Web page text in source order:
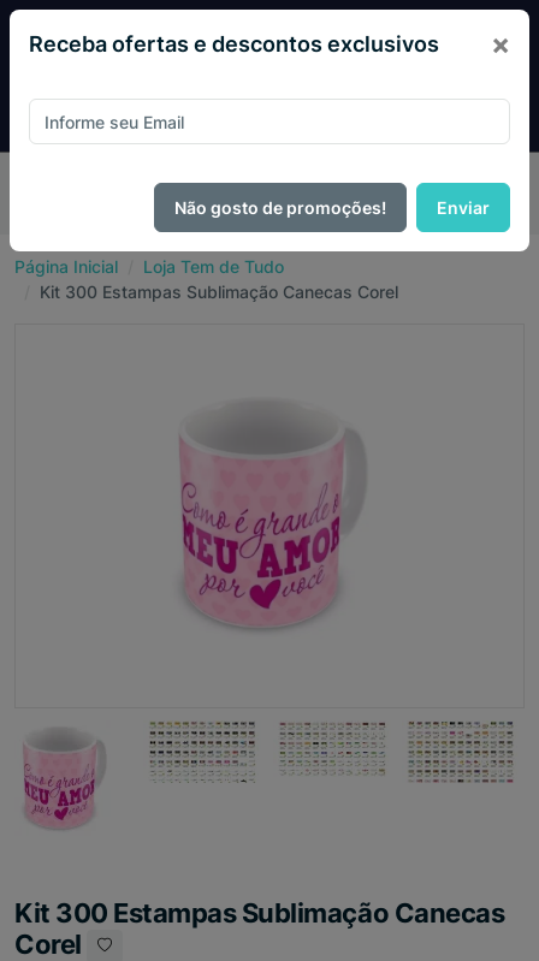
PIX e ganhe 14% OFF em todo o site no mês
de Agosto.
Página Inicial
Loja Tem de Tudo
Kit 300 Estampas Sublimação Canecas Corel
Kit 300 Estampas Sublimação Canecas
Corel
Receba ofertas e descontos exclusivos ×
Não gosto de promoções! Enviar